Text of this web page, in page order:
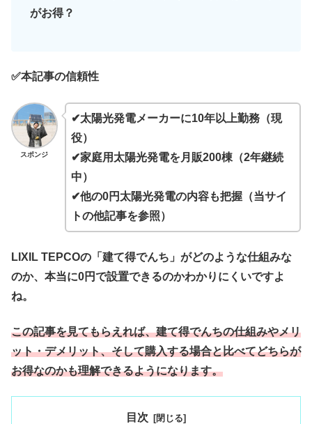
がお得？
✅本記事の信頼性
スポンジ
✔太陽光発電メーカーに10年以上勤務（現
役）
✔家庭用太陽光発電を月販200棟（2年継続
中）
✔他の0円太陽光発電の内容も把握（当サイ
トの他記事を参照）
LIXIL TEPCOの「建て得でんち」がどのような仕組みな
のか、本当に0円で設置できるのかわかりにくいですよ
ね。
この記事を見てもらえれば、建て得でんちの仕組みやメリ
ット・デメリット、そして購入する場合と比べてどちらが
お得なのかも理解できるようになります。
目次